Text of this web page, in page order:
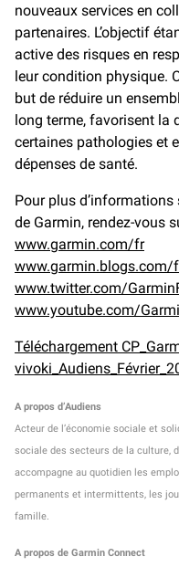
nouveaux services en
partenaires. L’objectif
active des risques en
leur condition physique.
but de réduire un
long terme, favorisent la
certaines pathologies et
dépenses de santé.
Pour plus
de Garmin, rendez-vous
www.garmin.com/fr
www.garmin.blogs.com/
www.twitter.com/
www.youtube.com/
Téléchargement
A propos d’Audiens
Acteur de l’économie sociale et
sociale des secteurs de la culture,
accompagne au quotidien les
permanents et intermittents, les
famille.
A propos de Garmin Connect